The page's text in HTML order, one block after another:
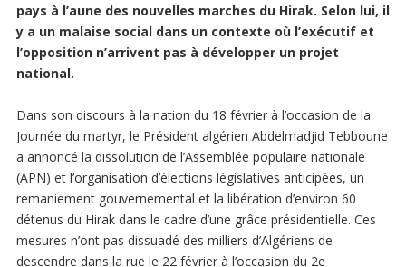
pays à l’aune des nouvelles marches du Hirak. Selon lui, il
y a un malaise social dans un contexte où l’exécutif et
l’opposition n’arrivent pas à développer un projet
national.
Dans son discours à la nation du 18 février à l’occasion de la
Journée du martyr, le Président algérien Abdelmadjid Tebboune
a annoncé la dissolution de l’Assemblée populaire nationale
(APN) et l’organisation d’élections législatives anticipées, un
remaniement gouvernemental et la libération d’environ 60
détenus du Hirak dans le cadre d’une grâce présidentielle. Ces
mesures n’ont pas dissuadé des milliers d’Algériens de
descendre dans la rue le 22 février à l’occasion du 2e